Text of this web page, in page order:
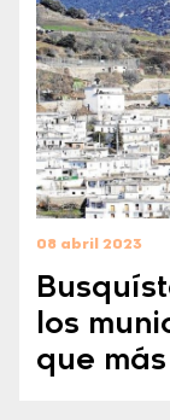
08 abril 2023
los
que